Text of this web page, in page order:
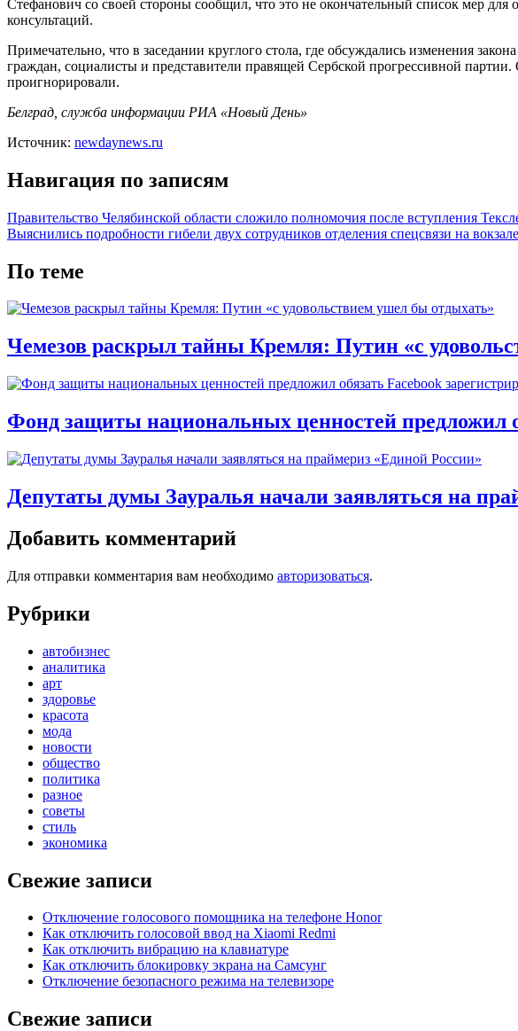
Стефанович со своей стороны сообщил, что это не окончательный список мер
консультаций.
Примечательно, что в заседании круглого стола, где обсуждались изменения
граждан, социалисты и представители правящей Сербской прогрессивной
проигнорировали.
Белград, служба информации РИА «Новый День»
Источник: newdaynews.ru
Навигация по записям
Правительство Челябинской области сложило полномочия после вступления
Выяснились подробности гибели двух сотрудников отделения спецсвязи на
По теме
Чемезов раскрыл тайны Кремля: Путин «с
Фонд защиты национальных ценностей предложил
Депутаты думы Зауралья начали заявляться на
Добавить комментарий
Для отправки комментария вам необходимо авторизоваться.
Рубрики
автобизнес
аналитика
арт
здоровье
красота
мода
новости
общество
политика
разное
советы
стиль
экономика
Свежие записи
Отключение голосового помощника на телефоне Honor
Как отключить голосовой ввод на Xiaomi Redmi
Как отключить вибрацию на клавиатуре
Как отключить блокировку экрана на Самсунг
Отключение безопасного режима на телевизоре
Свежие записи